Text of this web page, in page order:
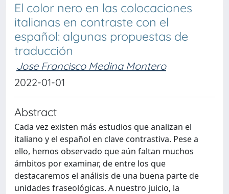
El color nero en las colocaciones
italianas en contraste con el
español: algunas propuestas de
traducción
Jose Francisco Medina Montero
2022-01-01
Abstract
Cada vez existen más estudios que analizan el
italiano y el español en clave contrastiva. Pese a
ello, hemos observado que aún faltan muchos
ámbitos por examinar, de entre los que
destacaremos el análisis de una buena parte de
unidades fraseológicas. A nuestro juicio, la